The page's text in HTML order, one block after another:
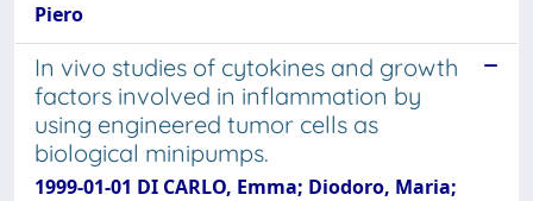
Piero
In vivo studies of cytokines and growth
factors involved in inflammation by
using engineered tumor cells as
biological minipumps.
1999-01-01 DI CARLO, Emma; Diodoro, Maria;